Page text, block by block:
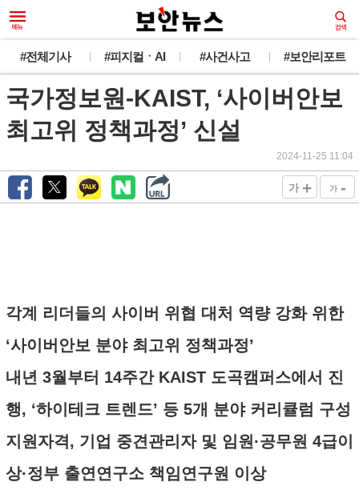
#전체기사 #피지컬ㆍAI #사건사고 #보안리포트
국가정보원-KAIST, ‘사이버안보
최고위 정책과정’ 신설
2024-11-25 11:04
가 + 가 -
각계 리더들의 사이버 위협 대처 역량 강화 위한
‘사이버안보 분야 최고위 정책과정’
내년 3월부터 14주간 KAIST 도곡캠퍼스에서 진
행, ‘하이테크 트렌드’ 등 5개 분야 커리큘럼 구성
지원자격, 기업 중견관리자 및 임원·공무원 4급이
상·정부 출연연구소 책임연구원 이상